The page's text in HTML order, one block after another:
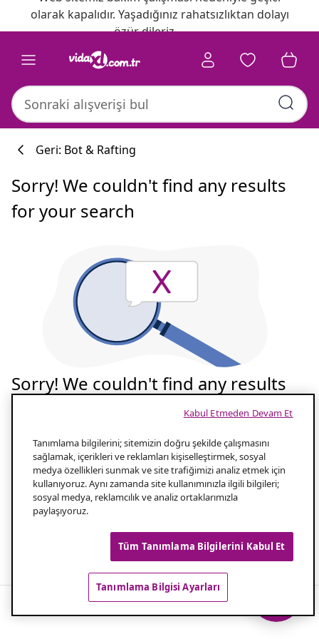
olarak kapalıdır. Yaşadığınız rahatsızlıktan dolayı
özür dileriz.
Geri: Bot & Rafting
Sorry! We couldn't find any results
for your search
Sorry! We couldn't find any results
Tekrar deneyelim
1.0 Aramanızın yazılışını kontrol edin
2.0 Aramanız için daha az kelime kullanın
Popüler aramalar
Tanımlama bilgilerini; sitemizin doğru şekilde çalışmasını
sağlamak, içerikleri ve reklamları kişiselleştirmek, sosyal
medya özellikleri sunmak ve site trafiğimizi analiz etmek için
kullanıyoruz. Aynı zamanda site kullanımınızla ilgili bilgileri;
sosyal medya, reklamcılık ve analiz ortaklarımızla
paylaşıyoruz.
Tüm Tanımlama Bilgilerini Kabul Et
Tanımlama Bilgisi Ayarları
Kabul Etmeden Devam Et